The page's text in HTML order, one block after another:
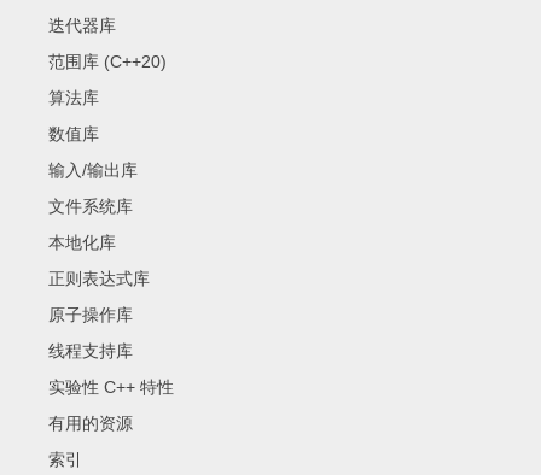
迭代器库
范围库 (C++20)
算法库
数值库
输入/输出库
文件系统库
本地化库
正则表达式库
原子操作库
线程支持库
实验性 C++ 特性
有用的资源
索引